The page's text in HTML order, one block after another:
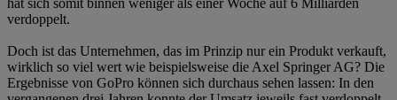
hat sich somit binnen weniger als einer Woche auf 6 Milliarden
verdoppelt.
Doch ist das Unternehmen, das im Prinzip nur ein Produkt verkauft,
wirklich so viel wert wie beispielsweise die Axel Springer AG? Die
Ergebnisse von GoPro können sich durchaus sehen lassen: In den